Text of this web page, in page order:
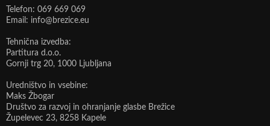
Telefon: 069 669 069
Email: info@brezice.eu
Tehnična izvedba:
Partitura d.o.o.
Gornji trg 20, 1000 Ljubljana
Uredništvo in vsebine:
Maks Žbogar
Društvo za razvoj in ohranjanje glasbe Brežice
Župelevec 23, 8258 Kapele